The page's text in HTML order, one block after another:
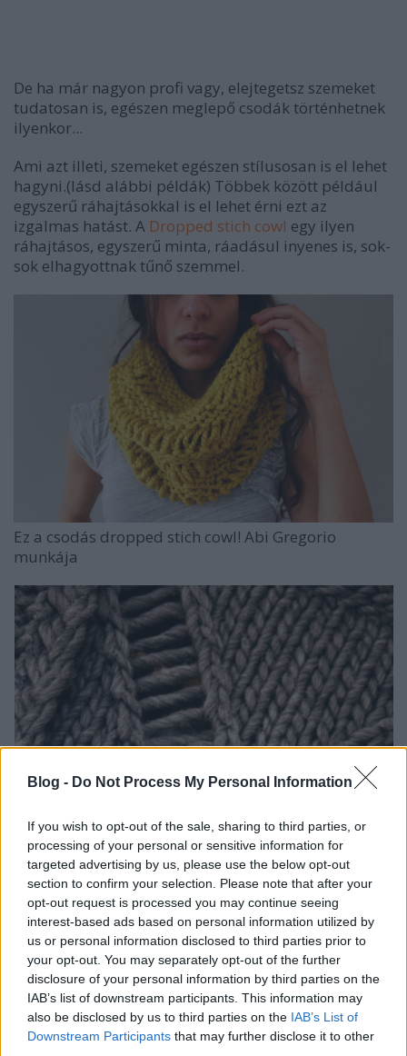
Blog - Do Not Process My Personal Information
If you wish to opt-out of the sale, sharing to third parties, or
processing of your personal or sensitive information for
targeted advertising by us, please use the below opt-out
section to confirm your selection. Please note that after your
opt-out request is processed you may continue seeing
interest-based ads based on personal information utilized by
us or personal information disclosed to third parties prior to
your opt-out. You may separately opt-out of the further
disclosure of your personal information by third parties on the
IAB’s list of downstream participants. This information may
also be disclosed by us to third parties on the IAB’s List of
Downstream Participants that may further disclose it to other
De ha már nagyon profi vagy, elejtegetsz szemeket
tudatosan is, egészen meglepő csodák történhetnek
ilyenkor...
Ami azt illeti, szemeket egészen stílusosan is el lehet
hagyni.(lásd alábbi példák) Többek között például
egyszerű ráhajtásokkal is el lehet érni ezt az
izgalmas hatást. A Dropped stich cowl egy ilyen
ráhajtásos, egyszerű minta, ráadásul inyenes is, sok-
sok elhagyottnak tűnő szemmel.
Ez a csodás dropped stich cowl! Abi Gregorio
munkája